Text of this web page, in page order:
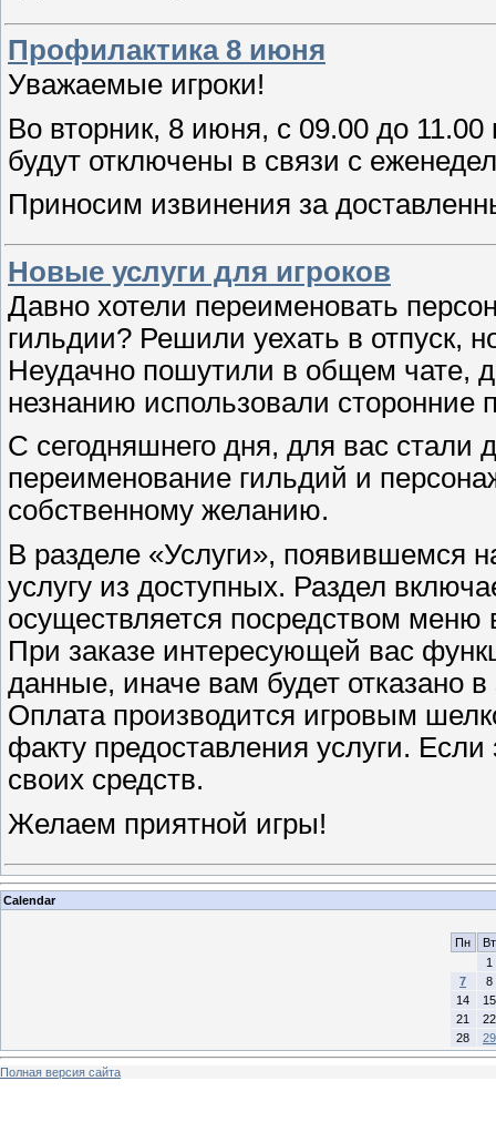
Профилактика 8 июня
Уважаемые игроки!
Во вторник, 8 июня, с 09.00 до
будут отключены в связи с
Приносим извинения за
Новые услуги для игроков
Давно хотели переименовать
гильдии? Решили уехать в отпуск,
Неудачно пошутили в общем чате,
незнанию использовали
С сегодняшнего дня, для вас стали
переименование гильдий и
собственному желанию.
В разделе «Услуги», появившемся
услугу из доступных. Раздел
осуществляется посредством меню
При заказе интересующей вас
данные, иначе вам будет отказано в
Оплата производится игровым
факту предоставления услуги.
своих средств.
Желаем приятной игры!
Calendar
Пн
Вт
1
7
8
14
15
21
22
28
29
Полная версия сайта